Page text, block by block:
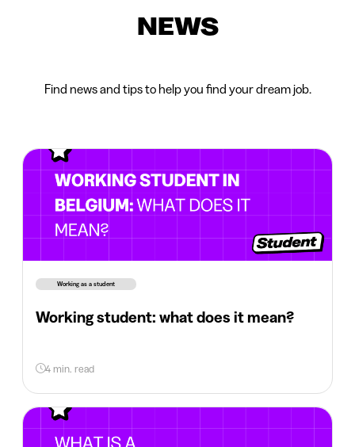
NEWS
Find news and tips to help you find your dream job.
Working as a student
Working student: what does it mean?
4 min. read